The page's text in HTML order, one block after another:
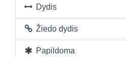
Dydis
Žiedo dydis
Papildoma